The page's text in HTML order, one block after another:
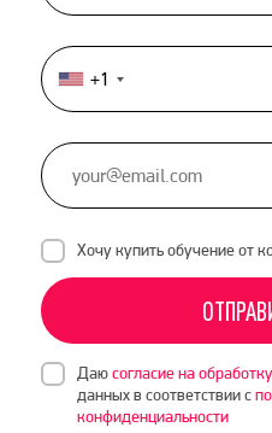
United
States
+1
Хочу купить обучение от
Даюсогласие на обработку
данных в соответствии с
конфиденциальности